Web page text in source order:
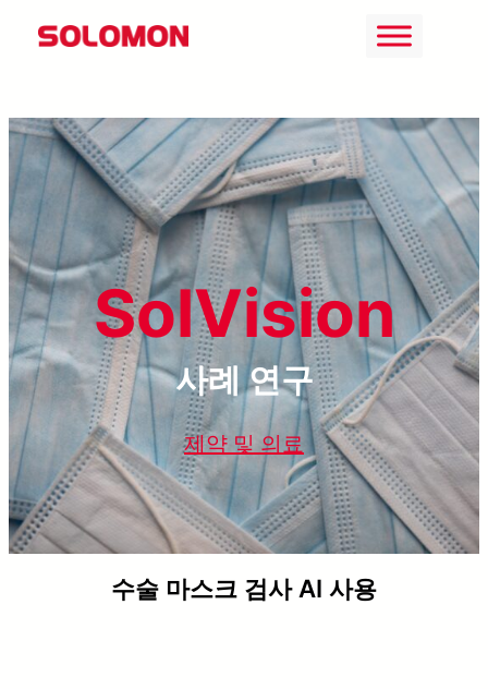
로
바
로
가
기
SolVision
사례 연구
제약 및 의료
수술 마스크 검사 AI 사용